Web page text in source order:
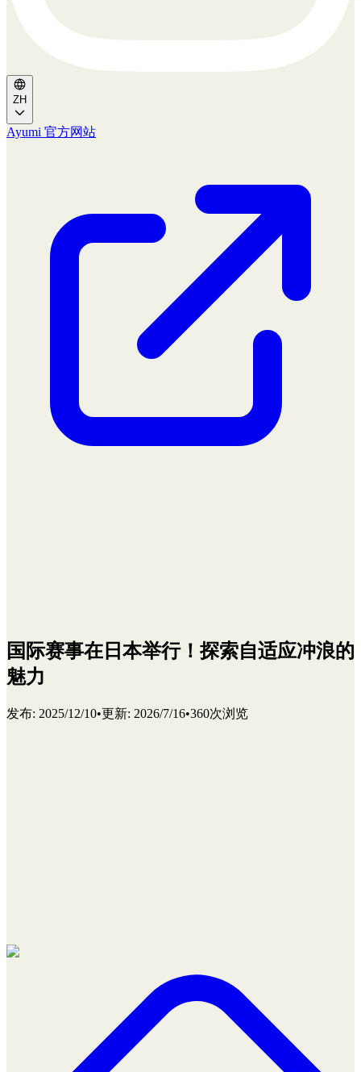
ZH
Ayumi 官方网站
国际赛事在日本举行！探索自适应冲浪的
魅力
发布: 2025/12/10•更新: 2026/7/16•360次浏览